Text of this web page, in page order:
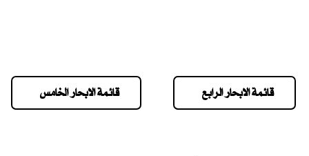
قائمة الابحار الخامس قائمة الابحار الرابع